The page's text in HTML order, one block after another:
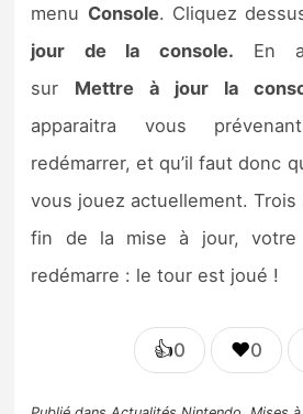
menu Console. Cliquez
jour de la console. En
sur Mettre à jour la
apparaitra vous
redémarrer, et qu’il faut donc
vous jouez actuellement. Trois
fin de la mise à jour, votre
redémarre : le tour est joué !
👍0 ❤️0